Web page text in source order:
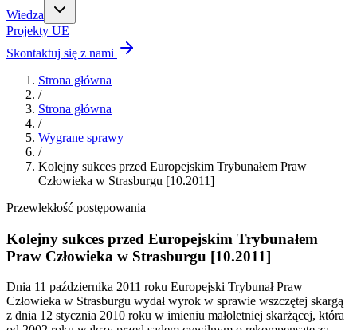
Wiedza
Projekty UE
Skontaktuj się z nami
Strona główna
/
Strona główna
/
Wygrane sprawy
/
Kolejny sukces przed Europejskim Trybunałem Praw
Człowieka w Strasburgu [10.2011]
Przewlekłość postępowania
Kolejny sukces przed Europejskim Trybunałem
Praw Człowieka w Strasburgu [10.2011]
Dnia 11 października 2011 roku Europejski Trybunał Praw
Człowieka w Strasburgu wydał wyrok w sprawie wszczętej skargą
z dnia 12 stycznia 2010 roku w imieniu małoletniej skarżącej, która